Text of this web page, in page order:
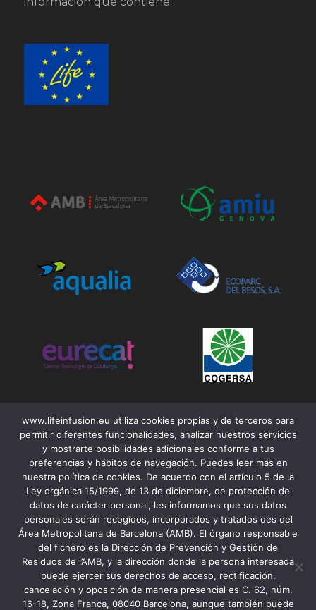
Contacto
Aviso legal
Accesibilidad
www.lifeinfusion.eu utiliza cookies propias y de terceros para
permitir diferentes funcionalidades, analizar nuestros servicios
y mostrarte posibilidades adicionales conforme a tus
preferencias y hábitos de navegación. Puedes leer más en
nuestra política de cookies. De acuerdo con el artículo 5 de la
Ley orgánica 15/1999, de 13 de diciembre, de protección de
datos de carácter personal, les informamos que sus datos
personales serán recogidos, incorporados y tratados des del
Área Metropolitana de Barcelona (AMB). El órgano responsable
del fichero es la Dirección de Prevención y Gestión de
Residuos de l’AMB, y la dirección donde la persona interesada
puede ejercer sus derechos de acceso, rectificación,
cancelación y oposición de manera presencial es C. 62, núm.
16-18, Zona Franca, 08040 Barcelona, aunque también puede